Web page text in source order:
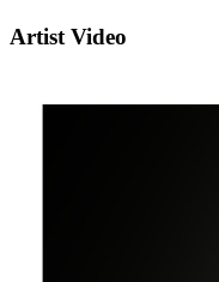
Artist Video